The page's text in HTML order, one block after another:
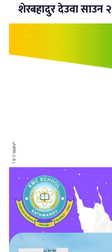
शेरबहादुर देउवा साउन